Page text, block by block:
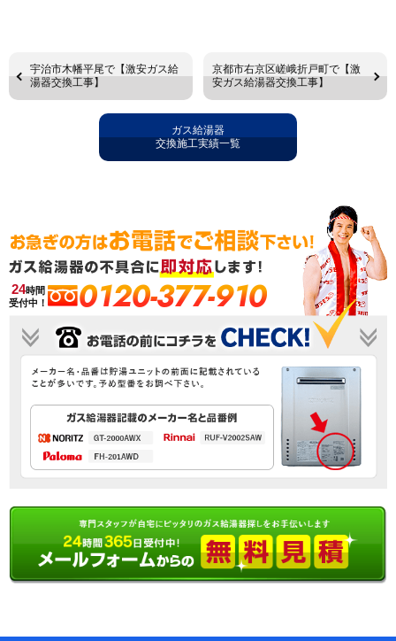
宇治市木幡平尾で【激安ガス給
湯器交換工事】
京都市右京区嵯峨折戸町で【激
安ガス給湯器交換工事】
ガス給湯器
交換施工実績一覧
24時間
受付中！
0120-377-910